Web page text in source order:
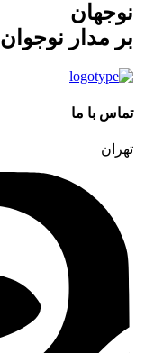
نوجهان
بر مدار نوجوان
تماس با ما
تهران